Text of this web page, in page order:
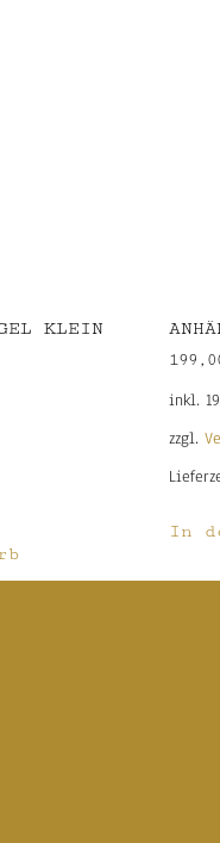
KLEIN
inkl.
zzgl.
In